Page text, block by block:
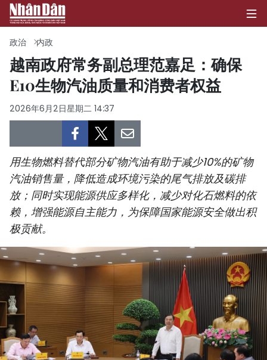
首页
政治
经济
社会
环保
体育
旅游
友谊桥梁
政治 内政
越南政府常务副总理范嘉足：确保
E10生物汽油质量和消费者权益
2026年6月2日星期二 14:37
用生物燃料替代部分矿物汽油有助于减少10%的矿物
汽油销售量，降低造成环境污染的尾气排放及碳排
放；同时实现能源供应多样化，减少对化石燃料的依
赖，增强能源自主能力，为保障国家能源安全做出积
极贡献。